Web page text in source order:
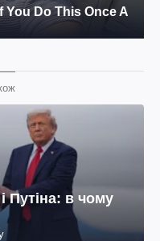
Путіна: в чому